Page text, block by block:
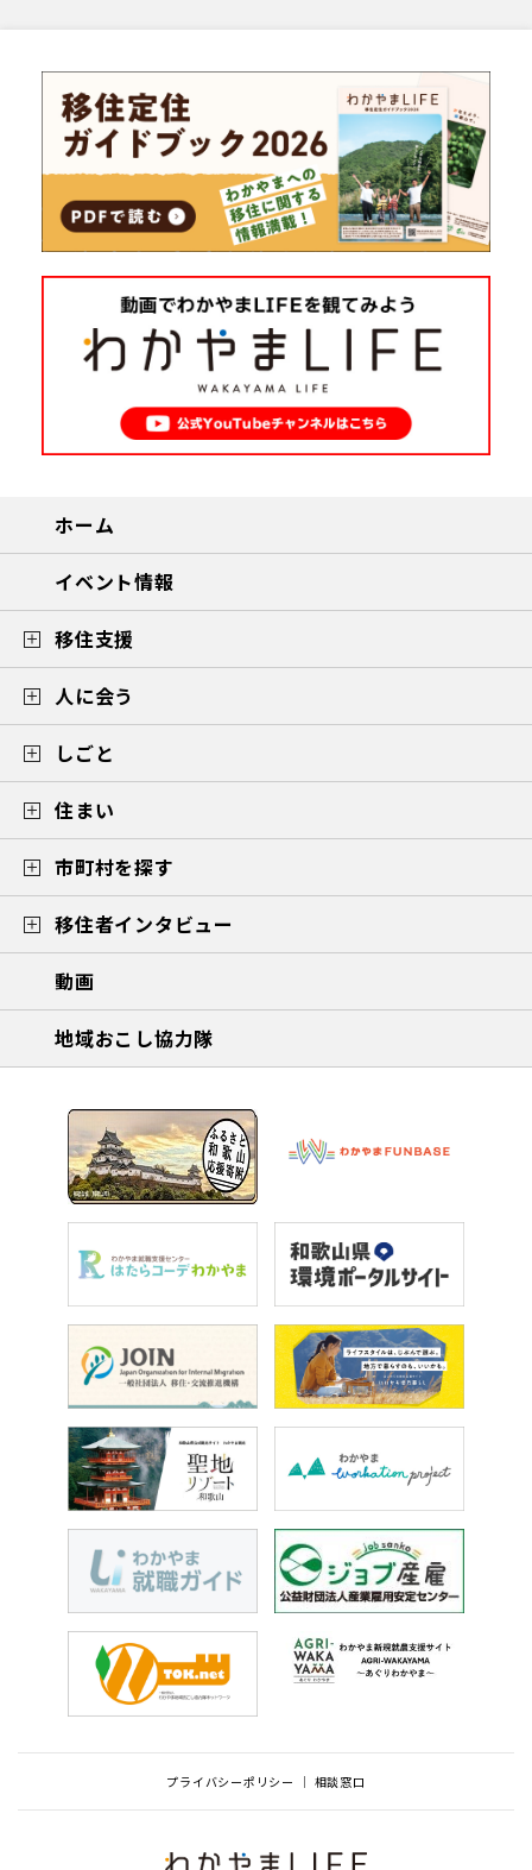
ホーム
イベント情報
移住支援
人に会う
しごと
住まい
市町村を探す
移住者インタビュー
動画
地域おこし協力隊
プライバシーポリシー 相談窓口